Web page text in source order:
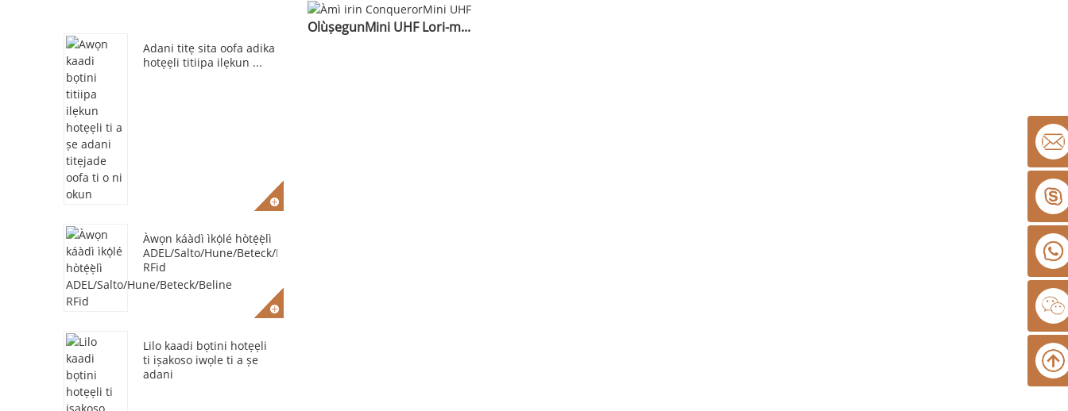
Adani titẹ sita oofa adika
hotẹẹli titiipa ilẹkun ...
Àwọn káàdì ìkọ́lé hòtẹ́ẹ̀lì
ADEL/Salto/Hune/Beteck/Beline
RFid
Lilo kaadi bọtini hotẹẹli
ti iṣakoso iwọle ti a ṣe
adani
OlùṣegunMini UHF Lori-m...